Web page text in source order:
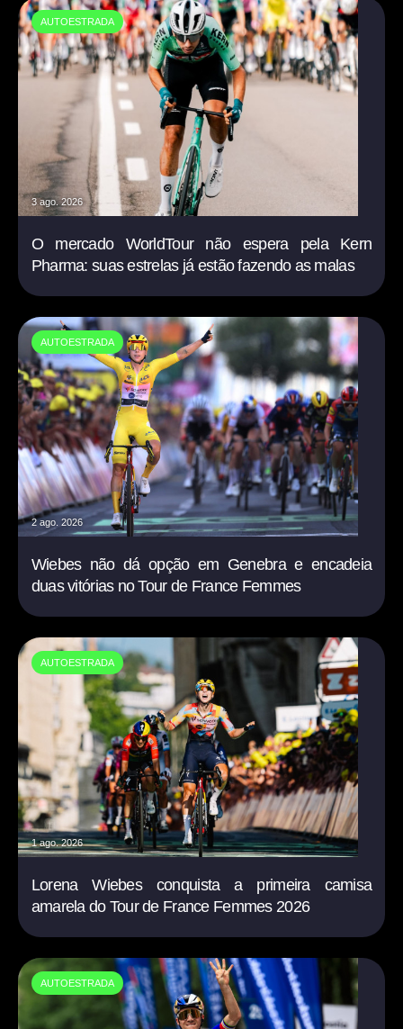
AUTOESTRADA
3 ago. 2026
O mercado WorldTour não espera pela Kern
Pharma: suas estrelas já estão fazendo as malas
AUTOESTRADA
2 ago. 2026
Wiebes não dá opção em Genebra e encadeia
duas vitórias no Tour de France Femmes
AUTOESTRADA
1 ago. 2026
Lorena Wiebes conquista a primeira camisa
amarela do Tour de France Femmes 2026
AUTOESTRADA